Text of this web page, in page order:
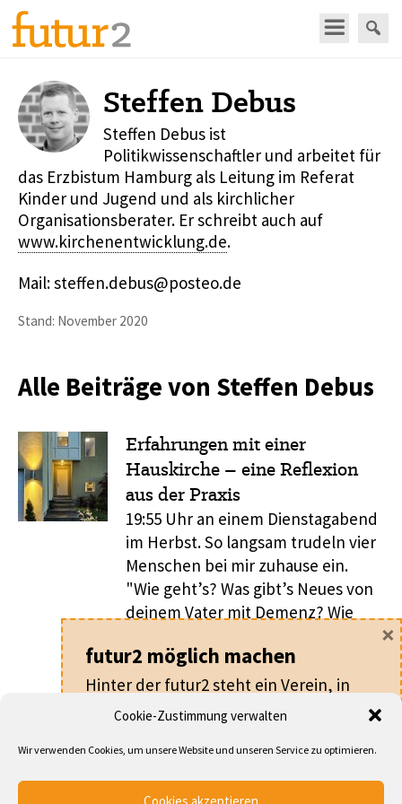
Cookie-Zustimmung verwalten
Wir verwenden Cookies, um unsere Website und unseren Service zu optimieren.
Cookies akzeptieren
Steffen Debus
Steffen Debus ist
Politikwissenschaftler und arbeitet für
das Erzbistum Hamburg als Leitung im Referat
Kinder und Jugend und als kirchlicher
Organisationsberater. Er schreibt auch auf
www.kirchenentwicklung.de.
Mail: steffen.debus@posteo.de
Stand: November 2020
Alle Beiträge von Steffen Debus
Erfahrungen mit einer
Hauskirche – eine Reflexion
aus der Praxis
19:55 Uhr an einem Dienstagabend
im Herbst. So langsam trudeln vier
Menschen bei mir zuhause ein.
"Wie geht’s? Was gibt’s Neues von
deinem Vater mit Demenz? Wie
mit den neuen Corona-Auflagen?"
Freundliches und interessiertes
Ankommen, alle setzen sich um
den großen Tisch, bedienen sich
mit Wasser, Obst und ...
... DEN GESAMTEN ARTIKEL LESEN
futur2 möglich machen
Hinter der futur2 steht ein Verein, in
dem alle ehrenamtlich arbeiten.
Für nur20 €pro Jahr machen Sie als
sondern werden auch Teil eines
×